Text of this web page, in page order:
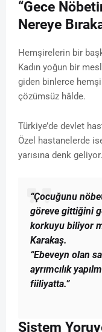
“Gece
Nereye
Hemşirelerin bir
Kadın yoğun bir
giden binlerce
çözümsüz hâlde.
Türkiye’de devlet
Özel hastanelerde
yarısına denk geliyor.
“Çocuğunu
göreve gittiğini
korkuyu biliyor
Karakaş.
“Ebeveyn olan
ayrımcılık
fiiliyatta.”
Sistem